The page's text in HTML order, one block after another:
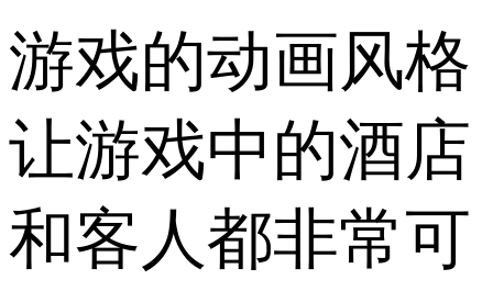
游戏的动画风格
让游戏中的酒店
和客人都非常可